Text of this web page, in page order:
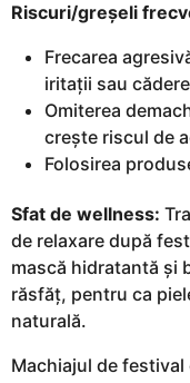
Riscuri/greșeli
Frecarea
iritații sau
Omiterea
crește riscul de
Folosirea
Sfat de wellness:
de relaxare după
mască hidratantă și
răsfăț, pentru ca
naturală.
Machiajul de